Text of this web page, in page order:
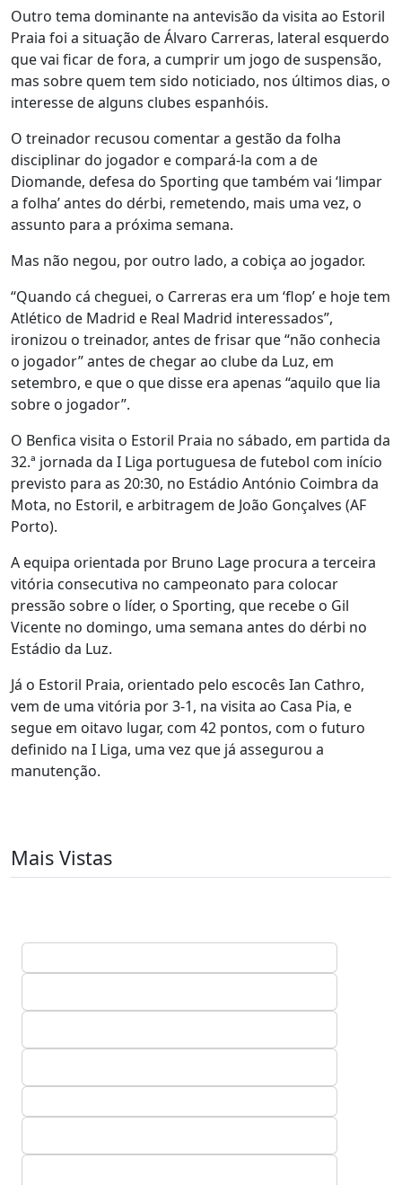
Outro tema dominante na antevisão da visita ao Estoril
Praia foi a situação de Álvaro Carreras, lateral esquerdo
que vai ficar de fora, a cumprir um jogo de suspensão,
mas sobre quem tem sido noticiado, nos últimos dias, o
interesse de alguns clubes espanhóis.
O treinador recusou comentar a gestão da folha
disciplinar do jogador e compará-la com a de
Diomande, defesa do Sporting que também vai ‘limpar
a folha’ antes do dérbi, remetendo, mais uma vez, o
assunto para a próxima semana.
Mas não negou, por outro lado, a cobiça ao jogador.
“Quando cá cheguei, o Carreras era um ‘flop’ e hoje tem
Atlético de Madrid e Real Madrid interessados”,
ironizou o treinador, antes de frisar que “não conhecia
o jogador” antes de chegar ao clube da Luz, em
setembro, e que o que disse era apenas “aquilo que lia
sobre o jogador”.
O Benfica visita o Estoril Praia no sábado, em partida da
32.ª jornada da I Liga portuguesa de futebol com início
previsto para as 20:30, no Estádio António Coimbra da
Mota, no Estoril, e arbitragem de João Gonçalves (AF
Porto).
A equipa orientada por Bruno Lage procura a terceira
vitória consecutiva no campeonato para colocar
pressão sobre o líder, o Sporting, que recebe o Gil
Vicente no domingo, uma semana antes do dérbi no
Estádio da Luz.
Já o Estoril Praia, orientado pelo escocês Ian Cathro,
vem de uma vitória por 3-1, na visita ao Casa Pia, e
segue em oitavo lugar, com 42 pontos, com o futuro
definido na I Liga, uma vez que já assegurou a
manutenção.
Mais Vistas